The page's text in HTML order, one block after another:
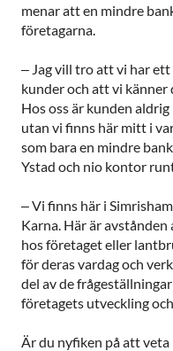
menar att en mindre
företagarna.
– Jag vill tro att vi har
kunder och att vi känner
Hos oss är kunden
utan vi finns här mitt i
som bara en mindre
Ystad och nio kontor
– Vi finns här i
Karna. Här är
hos företaget eller
för deras vardag och
del av de
företagets utveckling
Är du nyfiken på att veta